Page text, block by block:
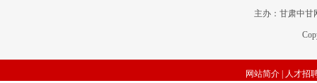
主办：甘肃中甘
网站简介 人才招